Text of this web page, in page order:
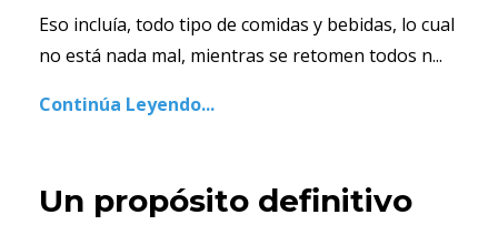
Eso incluía, todo tipo de comidas y bebidas, lo cual
no está nada mal, mientras se retomen todos n...
Continúa Leyendo...
Un propósito definitivo